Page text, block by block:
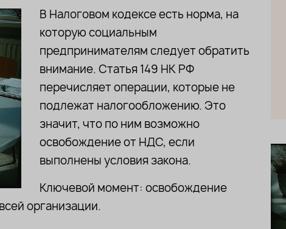
В Налоговом кодексе есть норма, на
которую социальным
предпринимателям следует обратить
внимание. Статья 149 НК РФ
перечисляет операции, которые не
подлежат налогообложению. Это
значит, что по ним возможно
освобождение от НДС, если
выполнены условия закона.
Ключевой момент: освобождение
организации.